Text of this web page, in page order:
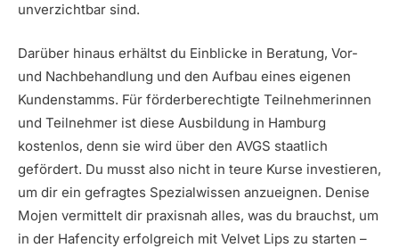
unverzichtbar sind.
Darüber hinaus erhältst du Einblicke in Beratung, Vor-
und Nachbehandlung und den Aufbau eines eigenen
Kundenstamms. Für förderberechtigte Teilnehmerinnen
und Teilnehmer ist diese Ausbildung in Hamburg
kostenlos, denn sie wird über den AVGS staatlich
gefördert. Du musst also nicht in teure Kurse investieren,
um dir ein gefragtes Spezialwissen anzueignen. Denise
Mojen vermittelt dir praxisnah alles, was du brauchst, um
in der Hafencity erfolgreich mit Velvet Lips zu starten –